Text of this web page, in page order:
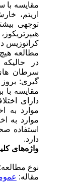
مقایسه با
اریتم،
توجهی
کراتوزیس
مطالعه
در حالیکه
سرطان
گیری: بروز
مقایسه با
دارای
موارد به
موارد به
استفاده
دارد.
واژه‌های
نوع مطالعه:
مقاله: